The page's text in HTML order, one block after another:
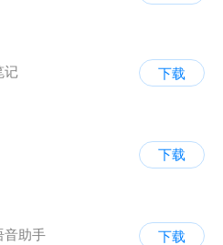
记
下载
下载
音助手
下载